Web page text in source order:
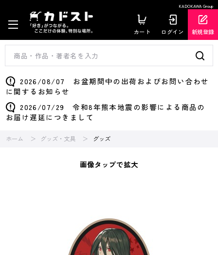
KADOKAWA Group
カート ログイン 新規登録
2026/08/07 お盆期間中の出荷およびお問い合わせ
に関するお知らせ
2026/07/29 令和8年熊本地震の影響による商品の
お届け遅延につきまして
ホーム グッズ・文具 グッズ
画像タップで拡大